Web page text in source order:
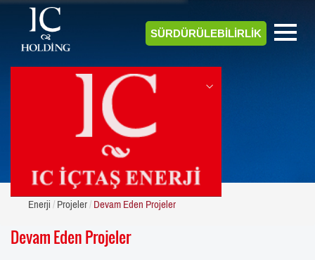
SÜRDÜRÜLEBİLİRLİK
ENERJİ
Enerji Projeler Devam Eden Projeler
Devam Eden Projeler